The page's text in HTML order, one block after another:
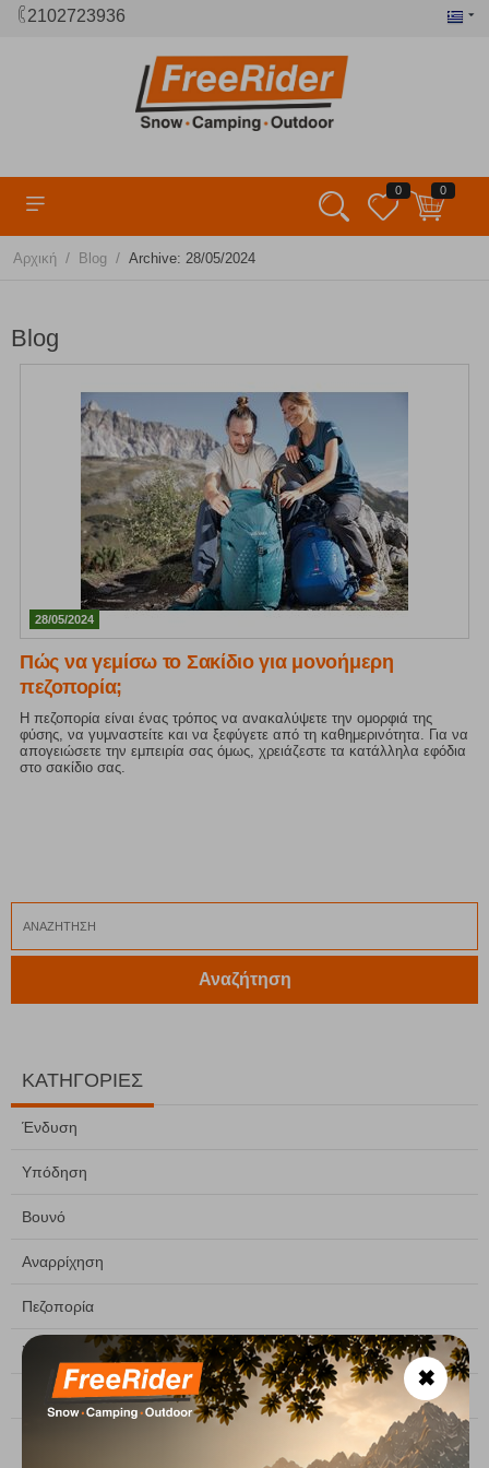
2102723936
0 0
Αρχική / Blog / Archive: 28/05/2024
Blog
28/05/2024
Πώς να γεμίσω το Σακίδιο για μονοήμερη
πεζοπορία;
Η πεζοπορία είναι ένας τρόπος να ανακαλύψετε την ομορφιά της
φύσης, να γυμναστείτε και να ξεφύγετε από τη καθημερινότητα. Για να
απογειώσετε την εμπειρία σας όμως, χρειάζεστε τα κατάλληλα εφόδια
στο σακίδιο σας.
Αναζήτηση
ΚΑΤΗΓΟΡΙΕΣ
Ένδυση
Υπόδηση
Βουνό
Αναρρίχηση
Πεζοπορία
Σκι
Camping
✖